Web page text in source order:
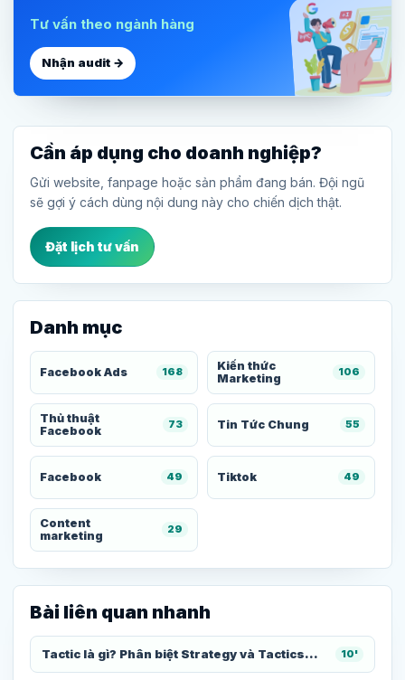
Tư vấn theo ngành hàng
Nhận audit →
Cần áp dụng cho doanh nghiệp?
Gửi website, fanpage hoặc sản phẩm đang bán. Đội ngũ
sẽ gợi ý cách dùng nội dung này cho chiến dịch thật.
Đặt lịch tư vấn
Danh mục
Facebook Ads 168
Kiến thức
Marketing
106
Thủ thuật
Facebook
73 Tin Tức Chung 55
Facebook 49 Tiktok 49
Content
marketing
29
Bài liên quan nhanh
Tactic là gì? Phân biệt Strategy và Tactics... 10'